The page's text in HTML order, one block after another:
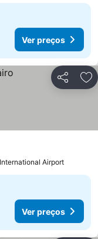
Ver preços
Partilhar
Airport
Ver preços